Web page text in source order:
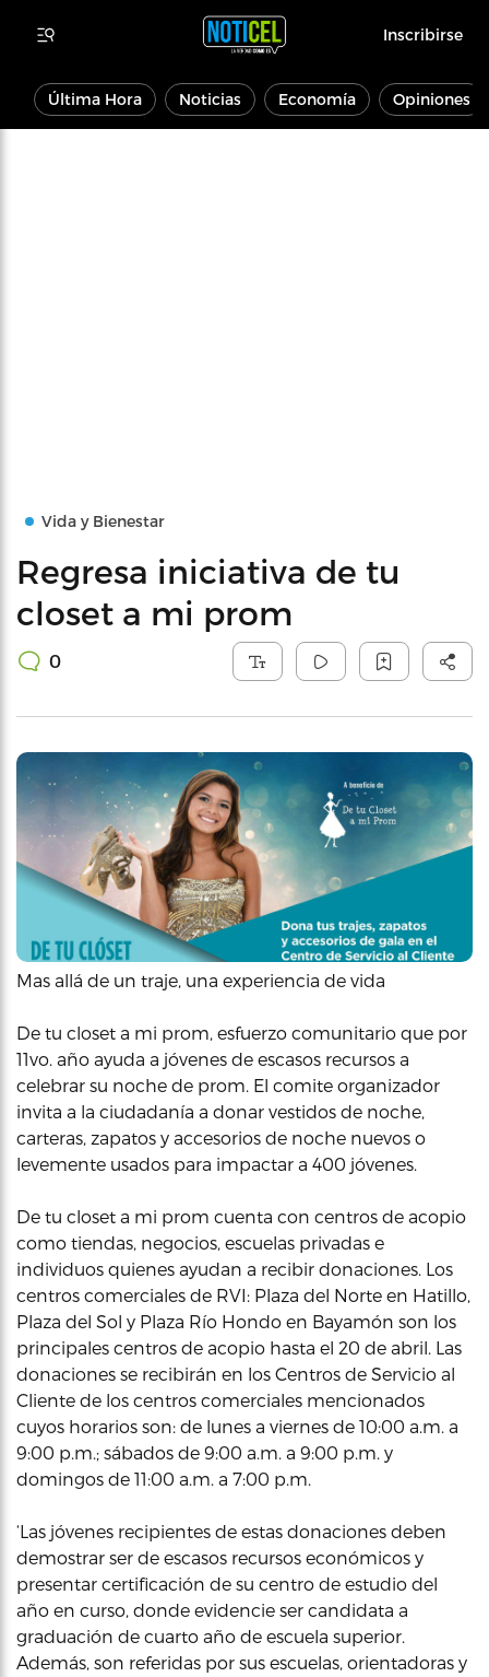
Inscribirse
Última Hora Noticias Economía Opiniones
Vida y Bienestar
Regresa iniciativa de tu
closet a mi prom
0
Mas allá de un traje, una experiencia de vida
De tu closet a mi prom, esfuerzo comunitario que por
11vo. año ayuda a jóvenes de escasos recursos a
celebrar su noche de prom. El comite organizador
invita a la ciudadanía a donar vestidos de noche,
carteras, zapatos y accesorios de noche nuevos o
levemente usados para impactar a 400 jóvenes.
De tu closet a mi prom cuenta con centros de acopio
como tiendas, negocios, escuelas privadas e
individuos quienes ayudan a recibir donaciones. Los
centros comerciales de RVI: Plaza del Norte en Hatillo,
Plaza del Sol y Plaza Río Hondo en Bayamón son los
principales centros de acopio hasta el 20 de abril. Las
donaciones se recibirán en los Centros de Servicio al
Cliente de los centros comerciales mencionados
cuyos horarios son: de lunes a viernes de 10:00 a.m. a
9:00 p.m.; sábados de 9:00 a.m. a 9:00 p.m. y
domingos de 11:00 a.m. a 7:00 p.m.
‘Las jóvenes recipientes de estas donaciones deben
demostrar ser de escasos recursos económicos y
presentar certificación de su centro de estudio del
año en curso, donde evidencie ser candidata a
graduación de cuarto año de escuela superior.
Además, son referidas por sus escuelas, orientadoras y